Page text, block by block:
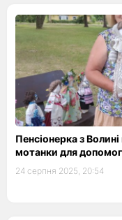
Пенсіонерка з
мотанки для
24 серпня 2025, 20:54